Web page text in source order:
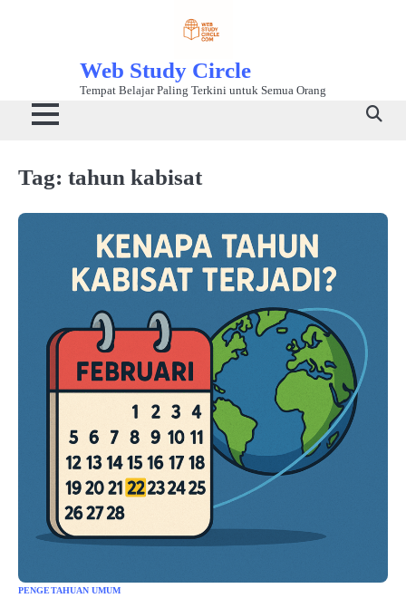
Web Study Circle
Tempat Belajar Paling Terkini untuk Semua Orang
Tag: tahun kabisat
PENGETAHUAN UMUM